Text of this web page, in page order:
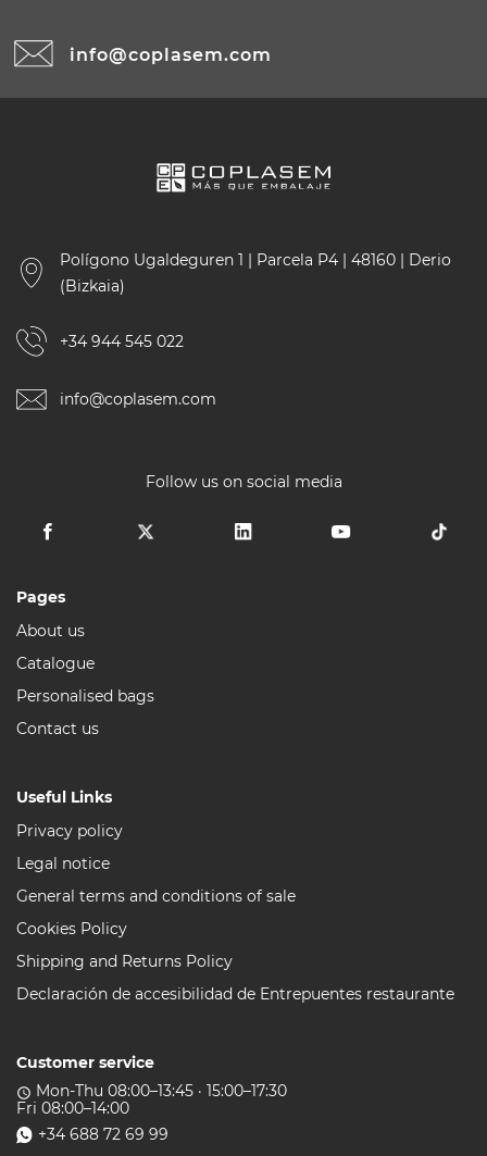
info@coplasem.com
Polígono Ugaldeguren 1 | Parcela P4 | 48160 | Derio
(Bizkaia)
+34 944 545 022
info@coplasem.com
Follow us on social media
Pages
About us
Catalogue
Personalised bags
Contact us
Useful Links
Privacy policy
Legal notice
General terms and conditions of sale
Cookies Policy
Shipping and Returns Policy
Declaración de accesibilidad de Entrepuentes restaurante
Customer service
access_time Mon-Thu 08:00–13:45 · 15:00–17:30
Fri 08:00–14:00
+34 688 72 69 99